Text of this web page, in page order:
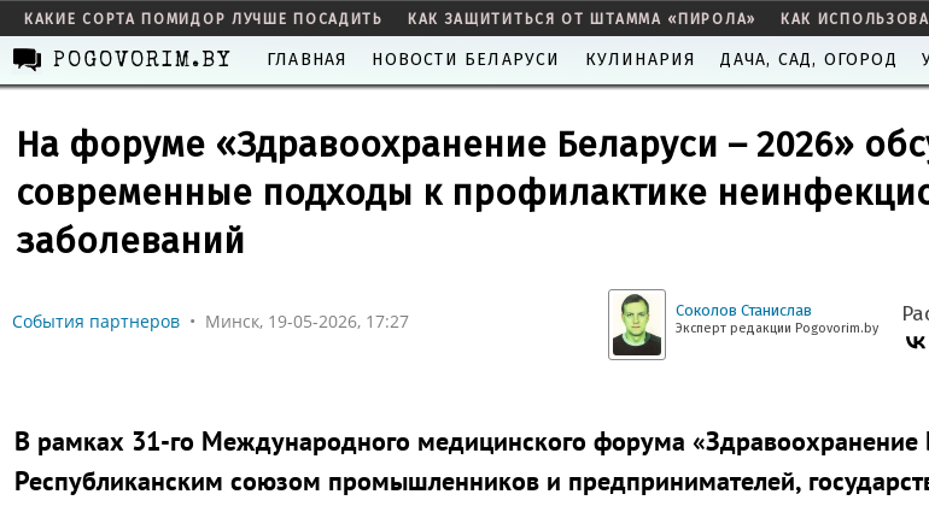
КАКИЕ СОРТА ПОМИДОР ЛУЧШЕ ПОСАДИТЬ КАК ЗАЩИТИТЬСЯ ОТ ШТАММА «ПИРОЛА» КАК
POGOVORIM.BY ГЛАВНАЯ НОВОСТИ БЕЛАРУСИ КУЛИНАРИЯ ДАЧА, САД, ОГОРОД
На форуме «Здравоохранение Беларуси – 2026»
современные подходы к профилактике
заболеваний
События партнеров • Минск, 19-05-2026, 17:27 Соколов Станислав
Эксперт редакции Pogovorim.by
В рамках 31-го Международного медицинского форума «Здравоохранение
Республиканским союзом промышленников и предпринимателей,